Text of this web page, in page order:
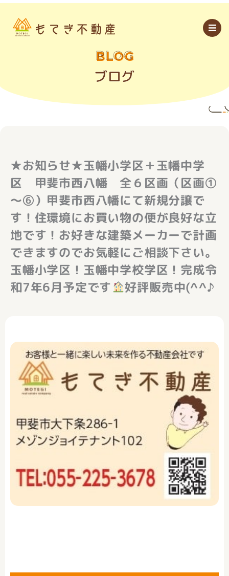
内
BLOG
ブログ
★お知らせ★玉幡小学区＋玉幡中学
区 甲斐市西八幡 全６区画（区画①
～⑥）甲斐市西八幡にて新規分譲で
す！住環境にお買い物の便が良好な立
地です！お好きな建築メーカーで計画
できますのでお気軽にご相談下さい。
玉幡小学区！玉幡中学校学区！完成令
和7年6月予定です
好評販売中(^^♪